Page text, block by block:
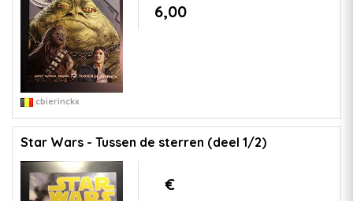
6,00
cbierinckx
Star Wars - Tussen de sterren (deel 1/2)
€